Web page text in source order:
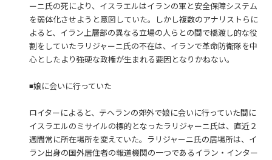
ーニ氏の死により、イスラエルはイランの軍と安全保障システム
を弱体化させようと意図していた。しかし複数のアナリストらに
よると、イラン上層部の異なる立場の人らとの間で橋渡し的な役
割をしていたラリジャーニ氏の不在は、イランで革命防衛隊を中
心としたより強硬な政権が生まれる要因となりかねない。
◾️娘に会いに行っていた
ロイターによると、テヘランの郊外で娘に会いに行っていた間に
イスラエルのミサイルの標的となったラリジャーニ氏は、直近２
週間常に所在場所を変えていた。ラリジャーニ氏の居場所は、イ
ラン出身の国外居住者の報道機関の一つであるイラン・インター